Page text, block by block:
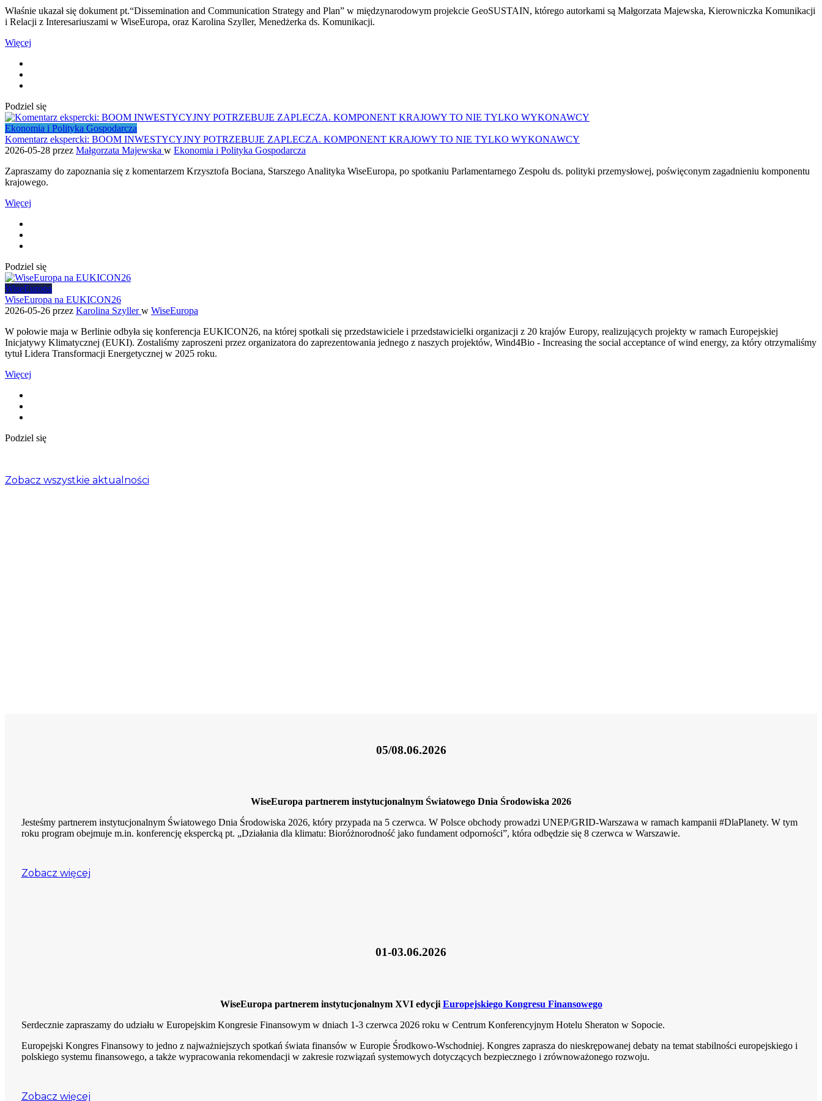
Właśnie ukazał się dokument pt.“Dissemination and Communication Strategy and Plan” w międzynarodowym projekcie GeoSUSTAIN, którego autorkami są Małgorzata Majewska, Kierowniczka Komunikacji
i Relacji z Interesariuszami w WiseEuropa, oraz Karolina Szyller, Menedżerka ds. Komunikacji.
Więcej
Podziel się
Ekonomia i Polityka Gospodarcza
Komentarz ekspercki: BOOM INWESTYCYJNY POTRZEBUJE ZAPLECZA. KOMPONENT KRAJOWY TO NIE TYLKO WYKONAWCY
2026-05-28 przez Małgorzata Majewska w Ekonomia i Polityka Gospodarcza
Zapraszamy do zapoznania się z komentarzem Krzysztofa Bociana, Starszego Analityka WiseEuropa, po spotkaniu Parlamentarnego Zespołu ds. polityki przemysłowej, poświęconym zagadnieniu komponentu
krajowego.
Więcej
Podziel się
WiseEuropa
WiseEuropa na EUKICON26
2026-05-26 przez Karolina Szyllerw WiseEuropa
W połowie maja w Berlinie odbyła się konferencja EUKICON26, na której spotkali się przedstawiciele i przedstawicielki organizacji z 20 krajów Europy, realizujących projekty w ramach Europejskiej
Inicjatywy Klimatycznej (EUKI). Zostaliśmy zaproszeni przez organizatora do zaprezentowania jednego z naszych projektów, Wind4Bio - Increasing the social acceptance of wind energy, za który otrzymaliśmy
tytuł Lidera Transformacji Energetycznej w 2025 roku.
Więcej
Podziel się
Zobacz wszystkie aktualności
05/08.06.2026
WiseEuropa partnerem instytucjonalnym Światowego Dnia Środowiska 2026
Jesteśmy partnerem instytucjonalnym Światowego Dnia Środowiska 2026, który przypada na 5 czerwca. W Polsce obchody prowadzi UNEP/GRID-Warszawa w ramach kampanii #DlaPlanety. W tym
roku program obejmuje m.in. konferencję ekspercką pt. „Działania dla klimatu: Bioróżnorodność jako fundament odporności”, która odbędzie się 8 czerwca w Warszawie.
Zobacz więcej
01-03.06.2026
WiseEuropa partnerem instytucjonalnym XVI edycji Europejskiego Kongresu Finansowego
Serdecznie zapraszamy do udziału w Europejskim Kongresie Finansowym w dniach 1-3 czerwca 2026 roku w Centrum Konferencyjnym Hotelu Sheraton w Sopocie.
Europejski Kongres Finansowy to jedno z najważniejszych spotkań świata finansów w Europie Środkowo-Wschodniej. Kongres zaprasza do nieskrępowanej debaty na temat stabilności europejskiego i
polskiego systemu finansowego, a także wypracowania rekomendacji w zakresie rozwiązań systemowych dotyczących bezpiecznego i zrównoważonego rozwoju.
Zobacz więcej